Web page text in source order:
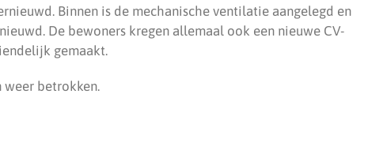
Binnen is de mechanische ventilatie aangelegd en
De bewoners kregen allemaal ook een nieuwe CV-
gemaakt.
weer betrokken.